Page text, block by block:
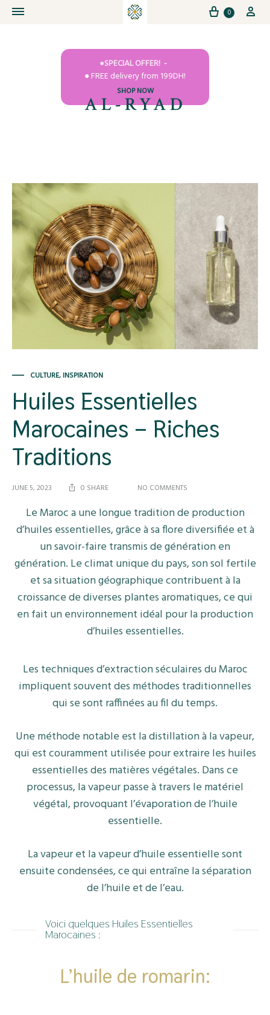
Cart
0
●SPECIAL OFFER!
● FREE delivery from 199DH!
SHOP NOW
AL-RYAD
CULTURE, INSPIRATION
Huiles Essentielles
Marocaines – Riches
Traditions
JUNE 5, 2023 0 SHARE NO COMMENTS
ESSENTIELLES
MAROCAINES
–
RICHES
TRADITIONS
Le Maroc a une longue tradition de production
d’huiles essentielles, grâce à sa flore diversifiée et à
un savoir-faire transmis de génération en
génération. Le climat unique du pays, son sol fertile
et sa situation géographique contribuent à la
croissance de diverses plantes aromatiques, ce qui
en fait un environnement idéal pour la production
d’huiles essentielles.
Les techniques d’extraction séculaires du Maroc
impliquent souvent des méthodes traditionnelles
qui se sont raffinées au fil du temps.
Une méthode notable est la distillation à la vapeur,
qui est couramment utilisée pour extraire les huiles
essentielles des matières végétales. Dans ce
processus, la vapeur passe à travers le matériel
végétal, provoquant l’évaporation de l’huile
essentielle.
La vapeur et la vapeur d’huile essentielle sont
ensuite condensées, ce qui entraîne la séparation
de l’huile et de l’eau.
Voici quelques Huiles Essentielles
Marocaines :
L’huile de romarin: